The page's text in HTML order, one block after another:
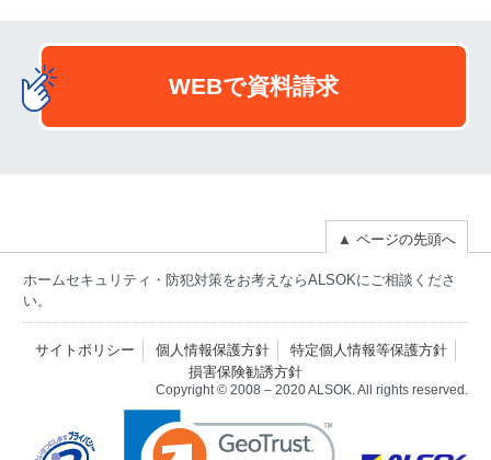
WEBで資料請求
▲ ページの先頭へ
ホームセキュリティ・防犯対策をお考えならALSOKにご相談くださ
い。
サイトポリシー 個人情報保護方針
特定個人情報等保護方針
損害保険勧誘方針
Copyright © 2008 – 2020 ALSOK. All rights reserved.